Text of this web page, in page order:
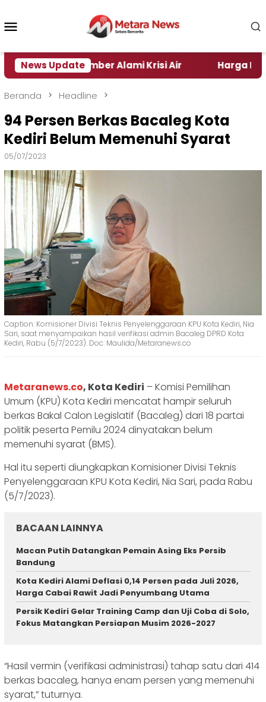
konten
News Update
di Jember Alami Krisi Air Harga Pertamax
Beranda Headline
94 Persen Berkas Bacaleg Kota
Kediri Belum Memenuhi Syarat
05/07/2023
Caption: Komisioner Divisi Teknis Penyelenggaraan KPU Kota Kediri, Nia
Sari, saat menyampaikan hasil verifikasi admin Bacaleg DPRD Kota
Kediri, Rabu (5/7/2023). Doc: Maulida/Metaranews.co
Metaranews.co, Kota Kediri – Komisi Pemilihan
Umum (KPU) Kota Kediri mencatat hampir seluruh
berkas Bakal Calon Legislatif (Bacaleg) dari 18 partai
politik peserta Pemilu 2024 dinyatakan belum
memenuhi syarat (BMS).
Hal itu seperti diungkapkan Komisioner Divisi Teknis
Penyelenggaraan KPU Kota Kediri, Nia Sari, pada Rabu
(5/7/2023).
BACAAN LAINNYA
Macan Putih Datangkan Pemain Asing Eks Persib
Bandung
Kota Kediri Alami Deflasi 0,14 Persen pada Juli 2026,
Harga Cabai Rawit Jadi Penyumbang Utama
Persik Kediri Gelar Training Camp dan Uji Coba di Solo,
Fokus Matangkan Persiapan Musim 2026-2027
“Hasil vermin (verifikasi administrasi) tahap satu dari 414
berkas bacaleg, hanya enam persen yang memenuhi
syarat,” tuturnya.